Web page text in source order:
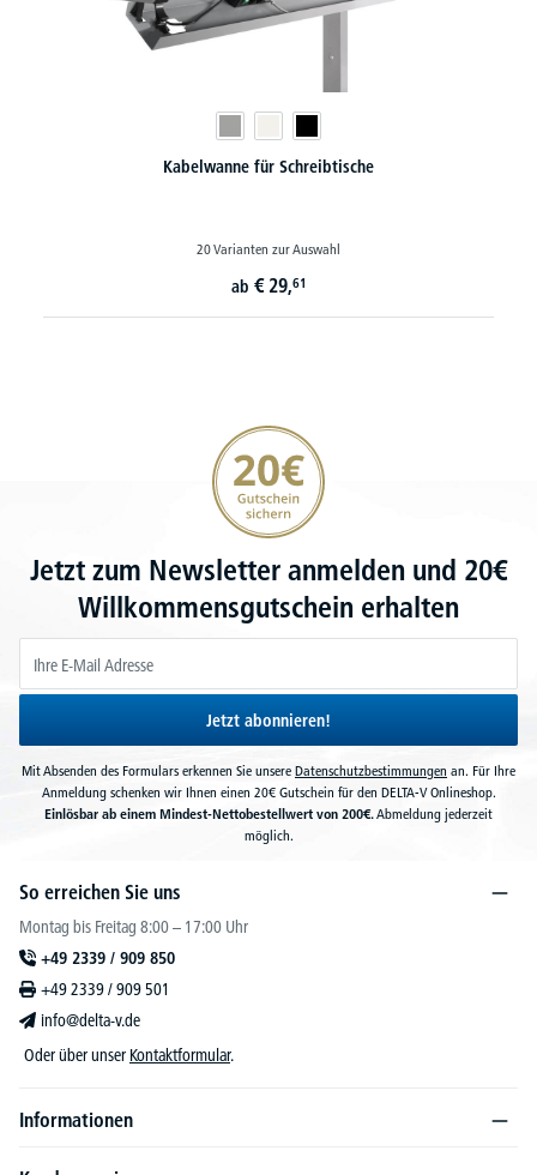
Kabelwanne für Schreibtische
20 Varianten zur Auswahl
ab € 29,61
20€ Gutschein sichern
Jetzt zum Newsletter anmelden und 20€
Willkommensgutschein erhalten
Jetzt abonnieren!
Mit Absenden des Formulars erkennen Sie unsere Datenschutzbestimmungen an. Für Ihre
Anmeldung schenken wir Ihnen einen 20€ Gutschein für den DELTA-V Onlineshop.
Einlösbar ab einem Mindest-Nettobestellwert von 200€.Abmeldung jederzeit
möglich.
So erreichen Sie uns
Montag bis Freitag 8:00 – 17:00 Uhr
+49 2339 / 909 850
+49 2339 / 909 501
info@delta-v.de
Oder über unser Kontaktformular.
Informationen